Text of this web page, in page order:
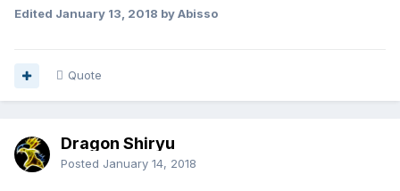
Edited January 13, 2018 by Abisso
Quote
Dragon Shiryu
Posted January 14, 2018